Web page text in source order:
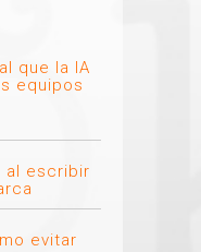
que la IA
equipos
al escribir
evitar